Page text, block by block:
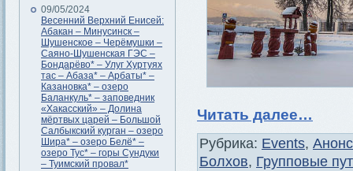
09/05/2024
Весенний Верхний Енисей:
Абакан – Минусинск –
Шушенское – Черёмушки –
Саяно-Шушенская ГЭС –
Бондарёво* – Улуг Хуртуях
тас – Абаза* – Арбаты* –
Казановка* – озеро
Баланкуль* – заповедник
«Хакасский» – Долина
мёртвых царей – Большой
Салбыкский курган – озеро
Шира* – озеро Белё* –
озеро Тус* – горы Сундуки
– Туимский провал*
Читать далее…
Рубрика: Events,
Болхов, Групповые